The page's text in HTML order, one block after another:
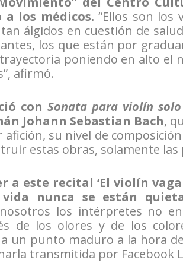
los médicos. “Ellos son los
álgidos en cuestión de
los que están por
poniendo en alto el
afirmó.
conSonata para violín
Johann Sebastian Bach,
su nivel de
estas obras, solamente
a este recital ‘El violín
nunca se están
los intérpretes no
de los olores y de los
un punto maduro a la hora
transmitida por Facebook